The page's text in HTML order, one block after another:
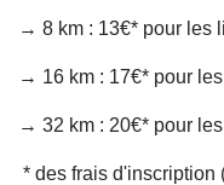
→ 8 km : 13€* pour les
→ 16 km : 17€* pour
→ 32 km : 20€* pour
* des frais d'inscription